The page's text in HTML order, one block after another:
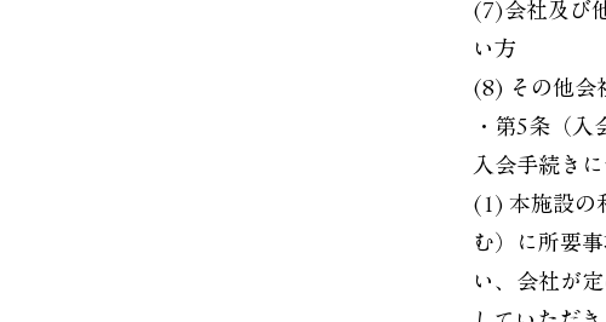
(7)会社及び
い方
(8) その他会
・第5条（入
入会手続き
(1) 本施設の
む）に所要
い、会社が